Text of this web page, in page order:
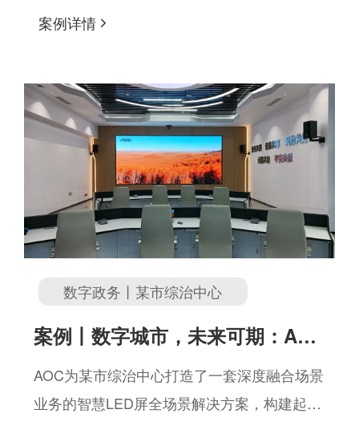
案例详情
数字政务丨某市综治中心
案例丨数字城市，未来可期：AOC
LED全场景方案破解城市治理效能
难题
AOC为某市综治中心打造了一套深度融合场景
业务的智慧LED屏全场景解决方案，构建起